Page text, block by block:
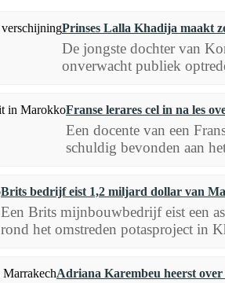
Prinses Lalla Khadija maakt
De jongste dochter van
onverwacht publiek
Franse lerares cel in na les
Een docente van een
schuldig bevonden aan
Brits bedrijf eist 1,2 miljard dollar van
Een Brits mijnbouwbedrijf eist een
rond het omstreden potasproject in
Adriana Karembeu heerst